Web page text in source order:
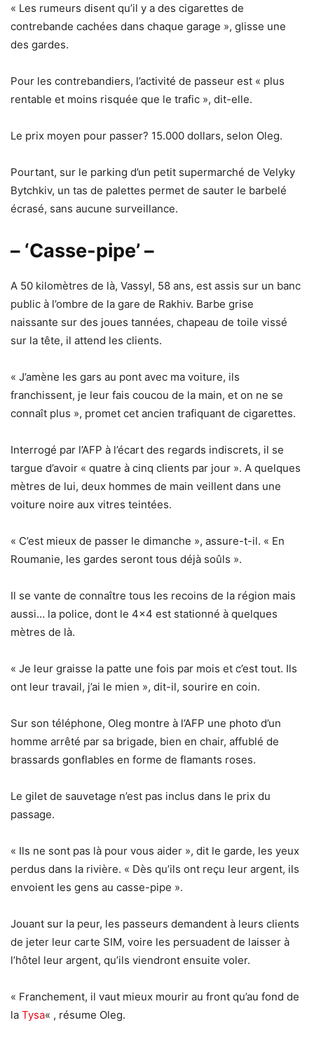
« Les rumeurs disent qu’il y a des cigarettes de
contrebande cachées dans chaque garage », glisse une
des gardes.
Pour les contrebandiers, l’activité de passeur est « plus
rentable et moins risquée que le trafic », dit-elle.
Le prix moyen pour passer? 15.000 dollars, selon Oleg.
Pourtant, sur le parking d’un petit supermarché de Velyky
Bytchkiv, un tas de palettes permet de sauter le barbelé
écrasé, sans aucune surveillance.
– ‘Casse-pipe’ –
A 50 kilomètres de là, Vassyl, 58 ans, est assis sur un banc
public à l’ombre de la gare de Rakhiv. Barbe grise
naissante sur des joues tannées, chapeau de toile vissé
sur la tête, il attend les clients.
« J’amène les gars au pont avec ma voiture, ils
franchissent, je leur fais coucou de la main, et on ne se
connaît plus », promet cet ancien trafiquant de cigarettes.
Interrogé par l’AFP à l’écart des regards indiscrets, il se
targue d’avoir « quatre à cinq clients par jour ». A quelques
mètres de lui, deux hommes de main veillent dans une
voiture noire aux vitres teintées.
« C’est mieux de passer le dimanche », assure-t-il. « En
Roumanie, les gardes seront tous déjà soûls ».
Il se vante de connaître tous les recoins de la région mais
aussi… la police, dont le 4×4 est stationné à quelques
mètres de là.
« Je leur graisse la patte une fois par mois et c’est tout. Ils
ont leur travail, j’ai le mien », dit-il, sourire en coin.
Sur son téléphone, Oleg montre à l’AFP une photo d’un
homme arrêté par sa brigade, bien en chair, affublé de
brassards gonflables en forme de flamants roses.
Le gilet de sauvetage n’est pas inclus dans le prix du
passage.
« Ils ne sont pas là pour vous aider », dit le garde, les yeux
perdus dans la rivière. « Dès qu’ils ont reçu leur argent, ils
envoient les gens au casse-pipe ».
Jouant sur la peur, les passeurs demandent à leurs clients
de jeter leur carte SIM, voire les persuadent de laisser à
l’hôtel leur argent, qu’ils viendront ensuite voler.
« Franchement, il vaut mieux mourir au front qu’au fond de
la Tysa« , résume Oleg.